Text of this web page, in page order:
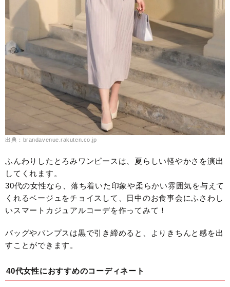
出典：brandavenue.rakuten.co.jp
ふんわりしたとろみワンピースは、夏らしい軽やかさを演出
してくれます。
30代の女性なら、落ち着いた印象や柔らかい雰囲気を与えて
くれるベージュをチョイスして、日中のお食事会にふさわし
いスマートカジュアルコーデを作ってみて！
バッグやパンプスは黒で引き締めると、よりきちんと感を出
すことができます。
40代女性におすすめのコーディネート